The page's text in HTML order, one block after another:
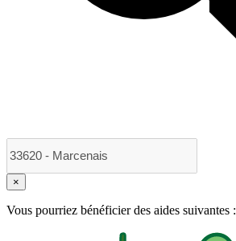
×
Vous pourriez bénéficier des aides suivantes :